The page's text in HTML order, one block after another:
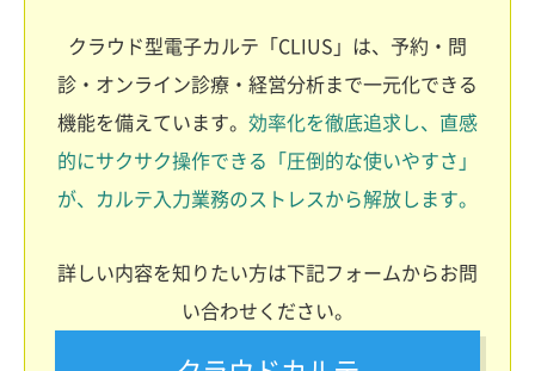
クラウド型電子カルテ「CLIUS」は、予約・問
診・オンライン診療・経営分析まで一元化できる
機能を備えています。 効率化を徹底追求し、直感
的にサクサク操作できる「圧倒的な使いやすさ」
が、カルテ入力業務のストレスから解放します。
詳しい内容を知りたい方は下記フォームからお問
い合わせください。